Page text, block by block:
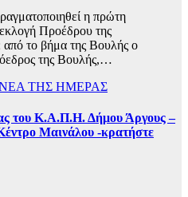
η πρώτη
Προέδρου της
το βήμα της Βουλής ο
της Βουλής,…
ΤΗΣ ΗΜΕΡΑΣ
του Κ.Α.Π.Η. Δήμου Άργους –
Μαινάλου -κρατήστε